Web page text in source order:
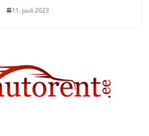
11. juuli 2023